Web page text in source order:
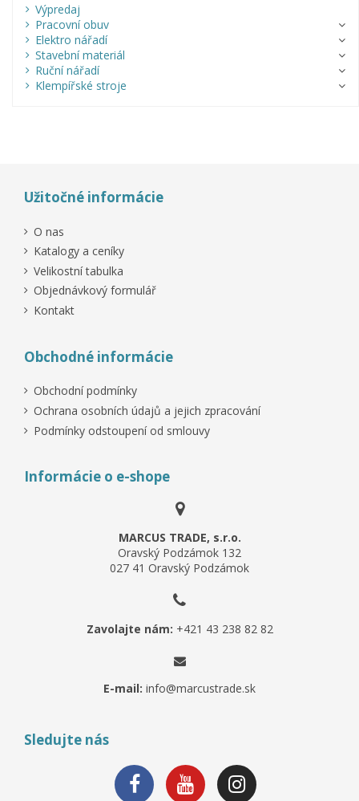
Výpredaj
Pracovní obuv
Elektro nářadí
Stavební materiál
Ruční nářadí
Klempířské stroje
Užitočné informácie
O nas
Katalogy a ceníky
Velikostní tabulka
Objednávkový formulář
Kontakt
Obchodné informácie
Obchodní podmínky
Ochrana osobních údajů a jejich zpracování
Podmínky odstoupení od smlouvy
Informácie o e-shope
MARCUS TRADE, s.r.o.
Oravský Podzámok 132
027 41 Oravský Podzámok
Zavolajte nám: +421 43 238 82 82
E-mail: info@marcustrade.sk
Sledujte nás